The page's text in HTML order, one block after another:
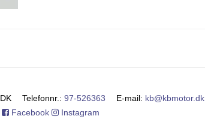
DK Telefonnr. : 97-526363 E-mail: kb@kbmotor.dk
Facebook
Instagram